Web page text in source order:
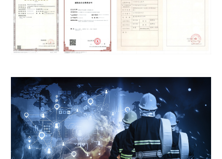
2013年 业务覆盖全省，全省17地市均设分公司
使用消防管控平台，系统命名为“山东省消防
监督维保平台”
2016年
拓展江西、河北两省消防业务，开启省外业务
布局；
荣获“2015年度山东省建筑工程质量泰山杯工
程”、“中国民营科技创新奖”、“山东公安科学